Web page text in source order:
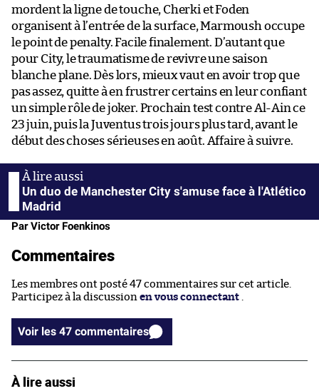
mordent la ligne de touche, Cherki et Foden
organisent à l’entrée de la surface, Marmoush occupe
le point de penalty. Facile finalement. D’autant que
pour City, le traumatisme de revivre une saison
blanche plane. Dès lors, mieux vaut en avoir trop que
pas assez, quitte à en frustrer certains en leur confiant
un simple rôle de joker. Prochain test contre Al-Ain ce
23 juin, puis la Juventus trois jours plus tard, avant le
début des choses sérieuses en août. Affaire à suivre.
Un duo de Manchester City s'amuse face à l'Atlético
Madrid
Par Victor Foenkinos
Commentaires
Les membres ont posté 47 commentaires sur cet article.
Participez à la discussion en vous connectant
Voir les 47 commentaires
À lire aussi